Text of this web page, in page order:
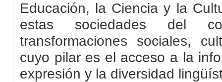
Educación, la Ciencia y la
estas sociedades del
transformaciones sociales,
cuyo pilar es el acceso a la
expresión y la diversidad